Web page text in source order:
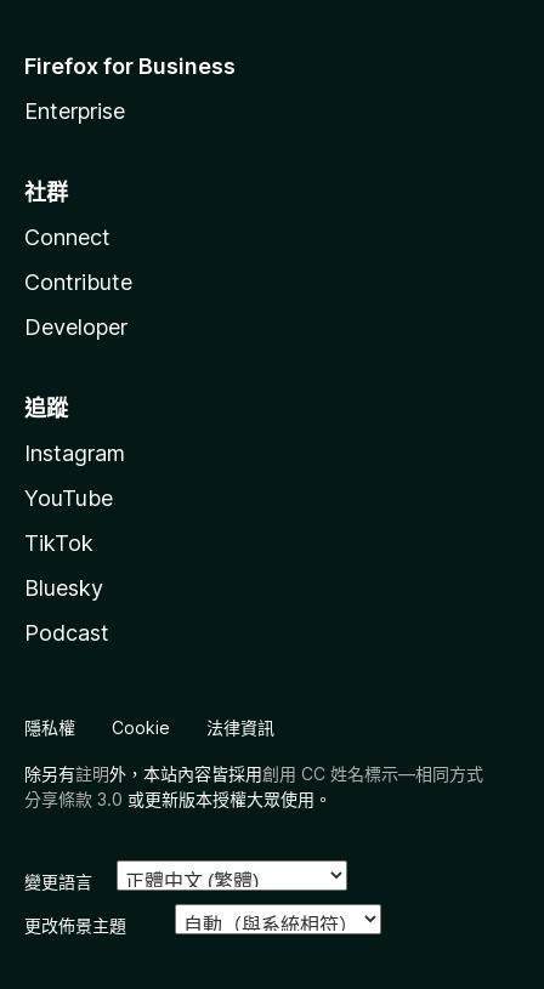
Firefox for Business
Enterprise
社群
Connect
Contribute
Developer
追蹤
Instagram
YouTube
TikTok
Bluesky
Podcast
隱私權 Cookie 法律資訊
除另有註明外，本站內容皆採用創用 CC 姓名標示—相同方式
分享條款 3.0 或更新版本授權大眾使用。
變更語言
更改佈景主題